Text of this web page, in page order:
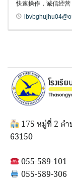
快速操作，诚信经
175 หมู่ที่ 2 ต
63150
055-589-101
055-589-306